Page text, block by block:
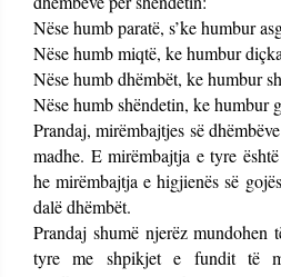
Nëse humb paratë, s’ke humbur
Nëse humb miqtë, ke humbur
Nëse humb dhëmbët, ke humbur
Nëse humb shëndetin, ke humbur
Prandaj, mirëmbajtjes së
madhe. E mirëmbajtja e tyre
he mirëmbajtja e higjienës së
dalë dhëmbët.
Prandaj shumë njerëz mundohen
tyre me shpikjet e fundit të